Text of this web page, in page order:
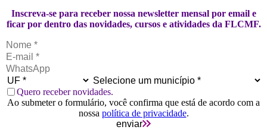
Inscreva-se para receber nossa newsletter mensal por email e
ficar por dentro das novidades, cursos e atividades da FLCMF.
Quero receber novidades.
Ao submeter o formulário, você confirma que está de acordo com a
nossa política de privacidade.
enviar